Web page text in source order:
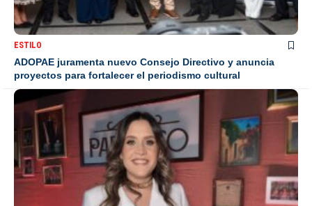
ESTILO
ADOPAE juramenta nuevo Consejo Directivo y anuncia
proyectos para fortalecer el periodismo cultural